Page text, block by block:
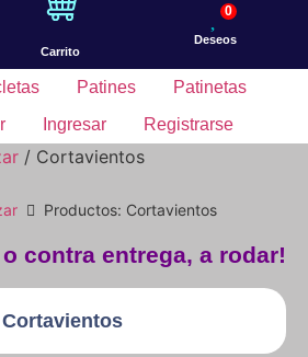
Carrito
Deseos
0
Patines
Patinetas
Ingresar Registrarse
/ Cortavientos
Productos: Cortavientos
o contra entrega, a rodar!
Cortavientos